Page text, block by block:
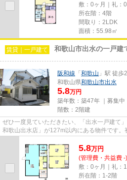
敷：0ヶ月｜礼：
所在階：4階
間取り：2LDK
面積：55.98㎡
賃貸｜一戸建て 和歌山市出水の一戸建
阪和線 「 和歌山 」駅 徒歩
和歌山県和歌山市出水
5.8万円
築年数：築47年 ｜募集中
階数：2階建
ぜひ一度見ていただきたい、「出水一戸建て
和歌山出水店」が127m以内にある物件です。
5.8万円
(管理費・共益費 -)
敷：0ヶ月｜礼：
所在階：1-2階